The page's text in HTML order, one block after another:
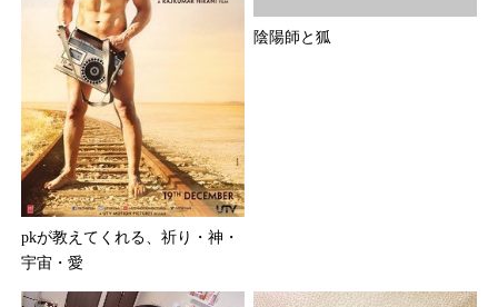
pkが教えてくれる、祈り・神・
宇宙・愛
陰陽師と狐